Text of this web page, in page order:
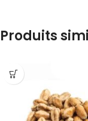
Produits